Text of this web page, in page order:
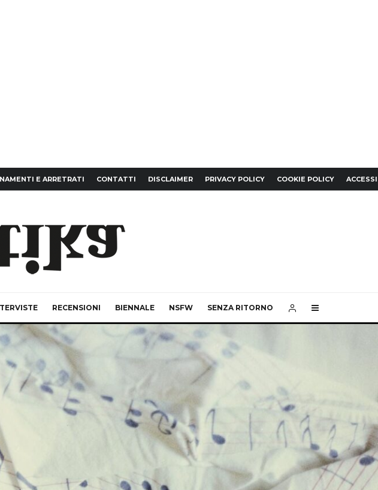
E ARRETRATI CONTATTI DISCLAIMER PRIVACY POLICY COOKIE POLICY
RECENSIONI BIENNALE NSFW SENZA RITORNO